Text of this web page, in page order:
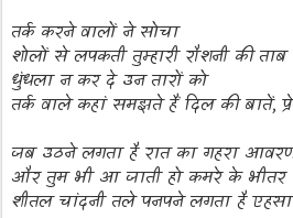
तर्क करने वालों ने सोचा
शोलों से लपकती तुम्हारी रौशनी की ताब
धुंधला न कर दे उन तारों को
तर्क वाले कहां समझते हैं दिल की बातें,
जब उठने लगता है रात का गहरा
और तुम भी आ जाती हो कमरे के भीतर
शीतल चांदनी तले पनपने लगता है